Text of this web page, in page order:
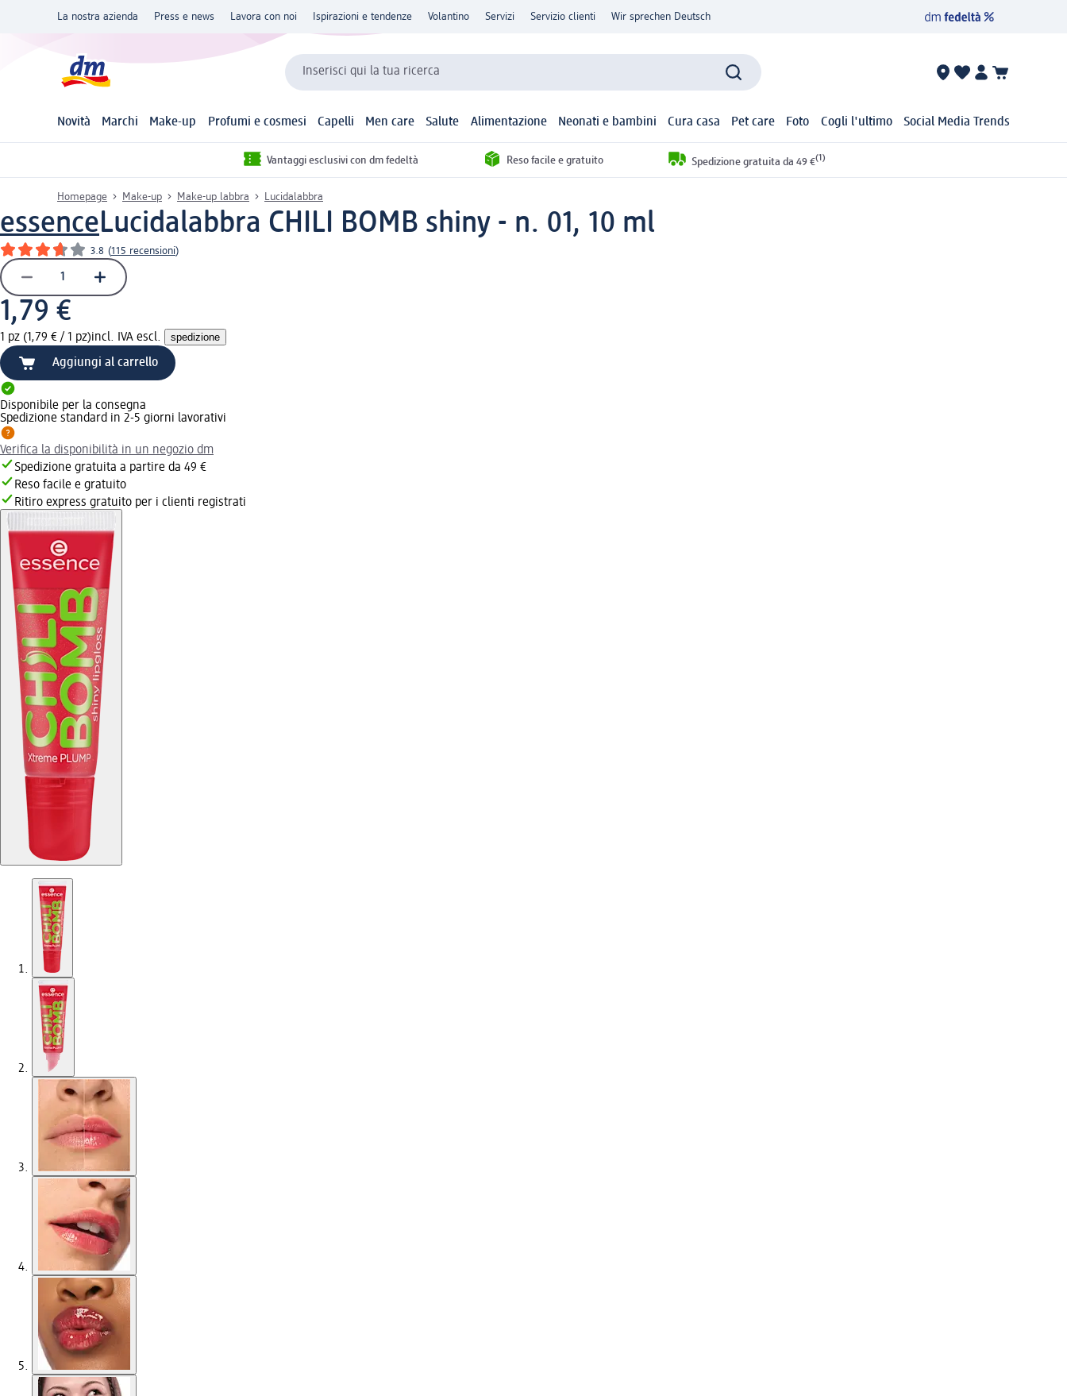
La nostra azienda Press e news Lavora con noi Ispirazioni e tendenze Volantino Servizi Servizio clienti Wir sprechen Deutsch
Inserisci qui la tua ricerca
Novità Marchi Make-up Profumi e cosmesi Capelli Men care Salute Alimentazione Neonati e bambini Cura casa Pet care Foto Cogli l'ultimo Social Media Trends
Vantaggi esclusivi con dm fedeltà Reso facile e gratuito Spedizione gratuita da 49 €(1)
Homepage Make-up Make-up labbra Lucidalabbra
essenceLucidalabbra CHILI BOMB shiny - n. 01, 10 ml
3.8 (115 recensioni)
1,79 €
1 pz (1,79 € / 1 pz)incl. IVA escl. spedizione
Aggiungi al carrello
Disponibile per la consegna
Spedizione standard in 2-5 giorni lavorativi
Verifica la disponibilità in un negozio dm
Spedizione gratuita a partire da 49 €
Reso facile e gratuito
Ritiro express gratuito per i clienti registrati